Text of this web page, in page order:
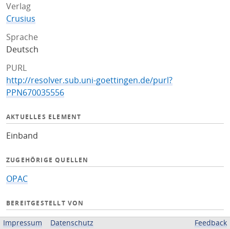
Verlag
Crusius
Sprache
Deutsch
PURL
http://resolver.sub.uni-goettingen.de/purl?
PPN670035556
AKTUELLES ELEMENT
Einband
ZUGEHÖRIGE QUELLEN
OPAC
BEREITGESTELLT VON
Niedersächsische Staats- und Universitätsbibliothek
Impressum Datenschutz Feedback